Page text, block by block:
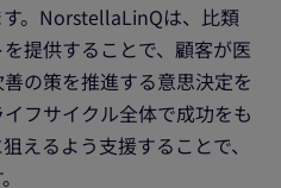
。NorstellaLinQは、比類
提供することで、顧客が医
の策を推進する意思決定を
フサイクル全体で成功をも
えるよう支援することで、